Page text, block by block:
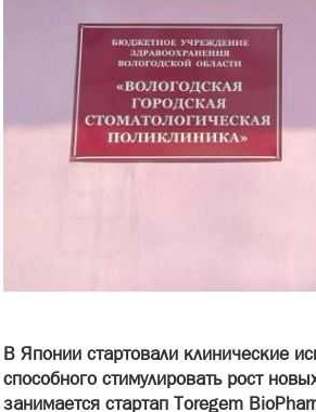
В Японии стартовали клинические
способного стимулировать рост
занимается стартап Toregem